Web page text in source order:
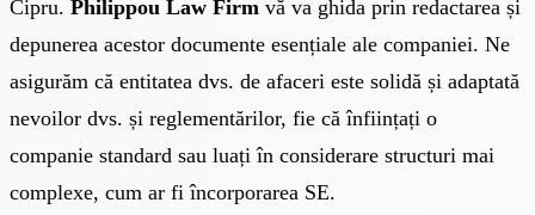
Cipru. Philippou Law Firm vă va ghida prin redactarea și
depunerea acestor documente esențiale ale companiei. Ne
asigurăm că entitatea dvs. de afaceri este solidă și adaptată
nevoilor dvs. și reglementărilor, fie că înființați o
companie standard sau luați în considerare structuri mai
complexe, cum ar fi încorporarea SE.